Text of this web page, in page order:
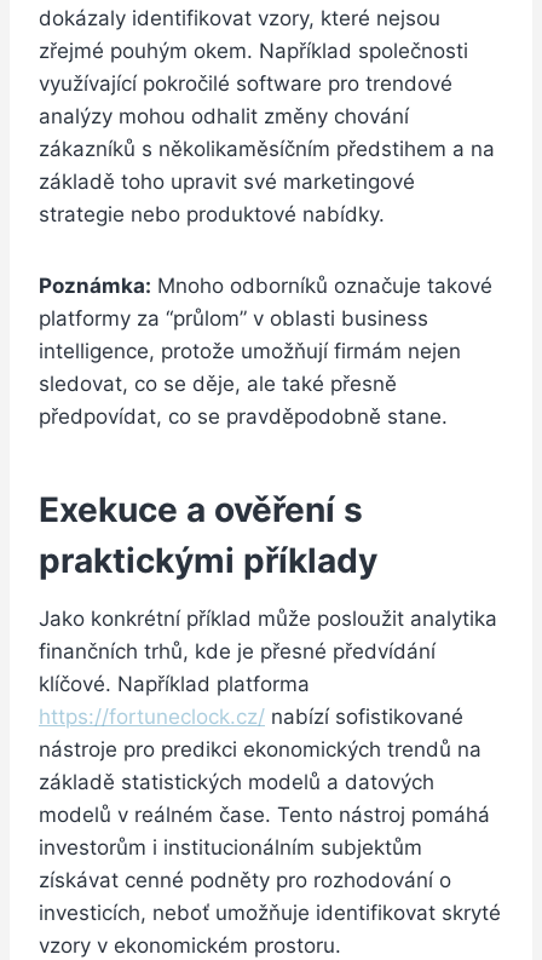
dokázaly identifikovat vzory, které nejsou
zřejmé pouhým okem. Například společnosti
využívající pokročilé software pro trendové
analýzy mohou odhalit změny chování
zákazníků s několikaměsíčním předstihem a na
základě toho upravit své marketingové
strategie nebo produktové nabídky.
Poznámka: Mnoho odborníků označuje takové
platformy za “průlom” v oblasti business
intelligence, protože umožňují firmám nejen
sledovat, co se děje, ale také přesně
předpovídat, co se pravděpodobně stane.
Exekuce a ověření s
praktickými příklady
Jako konkrétní příklad může posloužit analytika
finančních trhů, kde je přesné předvídání
klíčové. Například platforma
https://fortuneclock.cz/ nabízí sofistikované
nástroje pro predikci ekonomických trendů na
základě statistických modelů a datových
modelů v reálném čase. Tento nástroj pomáhá
investorům i institucionálním subjektům
získávat cenné podněty pro rozhodování o
investicích, neboť umožňuje identifikovat skryté
vzory v ekonomickém prostoru.